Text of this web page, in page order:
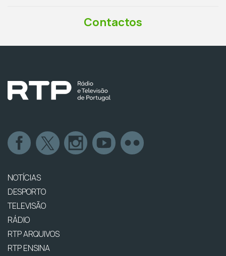
Contactos
NOTÍCIAS
DESPORTO
TELEVISÃO
RÁDIO
RTP ARQUIVOS
RTP ENSINA